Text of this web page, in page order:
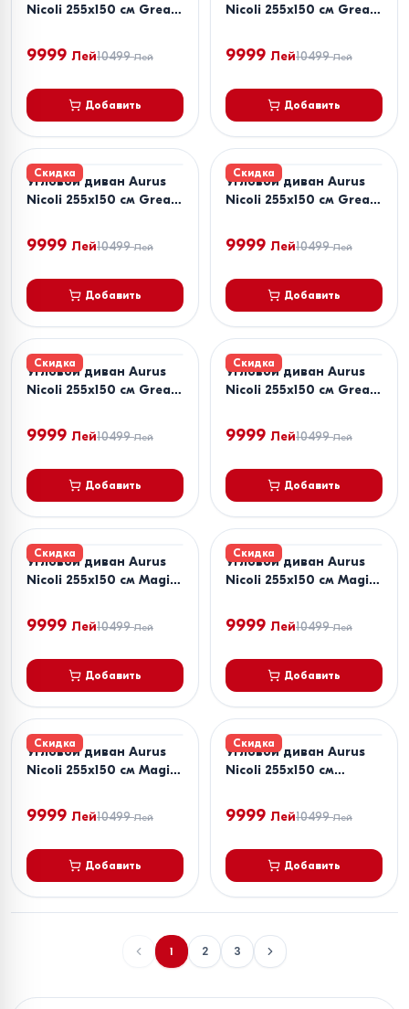
Nicoli 255x150 см Great
9999 Лей10499 Лей
Добавить
Nicoli 255x150 см Great
9999 Лей10499 Лей
Добавить
Скидка
Угловой диван Aurus
Nicoli 255x150 см Great
9999 Лей10499 Лей
Добавить
Скидка
Угловой диван Aurus
Nicoli 255x150 см Great
9999 Лей10499 Лей
Добавить
Скидка
Угловой диван Aurus
Nicoli 255x150 см Great
9999 Лей10499 Лей
Добавить
Скидка
Угловой диван Aurus
Nicoli 255x150 см Great
9999 Лей10499 Лей
Добавить
Скидка
Угловой диван Aurus
Nicoli 255x150 см Magic
9999 Лей10499 Лей
Добавить
Скидка
Угловой диван Aurus
Nicoli 255x150 см Magic
9999 Лей10499 Лей
Добавить
Скидка
Угловой диван Aurus
Nicoli 255x150 см Magic
9999 Лей10499 Лей
Добавить
Скидка
Угловой диван Aurus
Nicoli 255x150 см
9999 Лей10499 Лей
Добавить
1 2 3